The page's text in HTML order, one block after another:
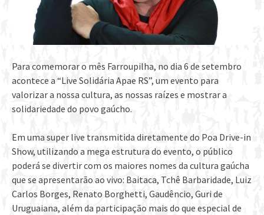
Para comemorar o mês Farroupilha, no dia 6 de setembro
acontece a “Live Solidária Apae RS”, um evento para
valorizar a nossa cultura, as nossas raízes e mostrar a
solidariedade do povo gaúcho.
Em uma super live transmitida diretamente do Poa Drive-in
Show, utilizando a mega estrutura do evento, o público
poderá se divertir com os maiores nomes da cultura gaúcha
que se apresentarão ao vivo: Baitaca, Tchê Barbaridade, Luiz
Carlos Borges, Renato Borghetti, Gaudêncio, Guri de
Uruguaiana, além da participação mais do que especial de